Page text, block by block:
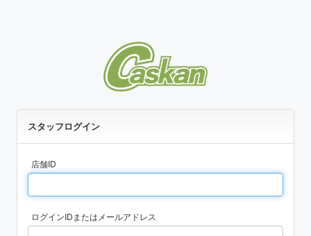
スタッフログイン
店舗ID
ログインIDまたはメールアドレス